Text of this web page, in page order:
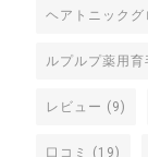
ヘアトニックグ
ルプルプ薬用
レビュー (9)
口コミ (19)